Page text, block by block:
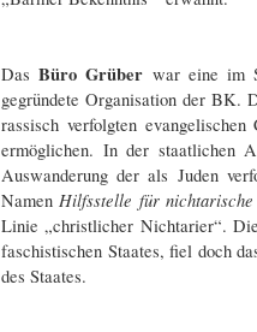
DasBüro Grüber war eine im
gegründete Organisation der
rassisch verfolgten
ermöglichen. In der staatlichen
Auswanderung der als Juden
NamenHilfsstelle für
Linie „christlicher Nichtarier“.
faschistischen Staates, fiel doch
des Staates.